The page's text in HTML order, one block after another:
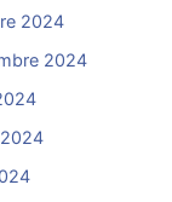
2024
2024